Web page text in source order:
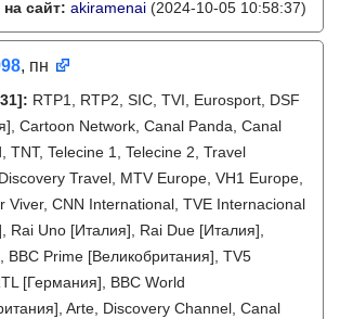
сайт: akiramenai (2024-10-05 10:58:37)
, пн
: RTP1, RTP2, SIC, TVI, Eurosport, DSF
Cartoon Network, Canal Panda, Canal
TNT, Telecine 1, Telecine 2, Travel
Travel, MTV Europe, VH1 Europe,
Viver, CNN International, TVE Internacional
Rai Uno [Италия], Rai Due [Италия],
BBC Prime [Великобритания], TV5
[Германия], BBC World
Arte, Discovery Channel, Canal